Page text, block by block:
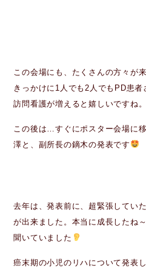
この会場にも、たくさんの方々が
きっかけに1人でも2人でもPD患
訪問看護が増えると嬉しいですね。
この後は…すぐにポスター会場に
澤と、副所長の鏑木の発表です
去年は、発表前に、超緊張してい
が出来ました。本当に成長したね
聞いていました
癌末期の小児のリハについて発表し